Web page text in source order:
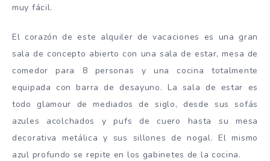
muy fácil.
El corazón de este alquiler de vacaciones es una gran
sala de concepto abierto con una sala de estar, mesa de
comedor para 8 personas y una cocina totalmente
equipada con barra de desayuno. La sala de estar es
todo glamour de mediados de siglo, desde sus sofás
azules acolchados y pufs de cuero hasta su mesa
decorativa metálica y sus sillones de nogal. El mismo
azul profundo se repite en los gabinetes de la cocina.